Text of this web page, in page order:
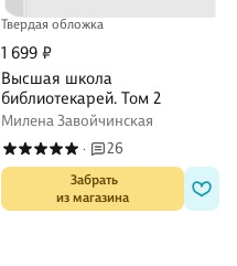
Твердая обложка
1 699 ₽
Высшая школа
библиотекарей. Том 2
Милена Завойчинская
· 26
Забрать
из магазина